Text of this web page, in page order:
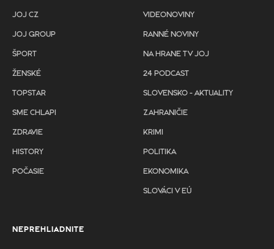
JOJ CZ
JOJ GROUP
ŠPORT
ŽENSKÉ
TOPSTAR
SME CHLAPI
ZDRAVIE
HISTORY
POČASIE
VIDEONOVINY
RANNÉ NOVINY
NA HRANE TV JOJ
24 PODCAST
SLOVENSKO - AKTUALITY
ZAHRANIČIE
KRIMI
POLITIKA
EKONOMIKA
SLOVÁCI V EÚ
NEPREHLIADNITE